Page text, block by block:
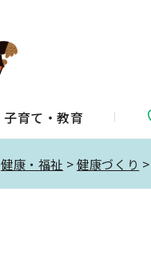
子育て・教育
健康・福祉 >健康づくり >